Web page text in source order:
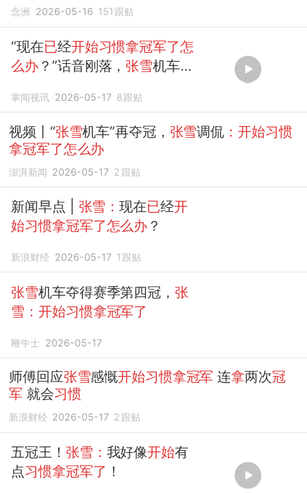
念洲 2026-05-16 151 跟贴
“现在已经开始习惯拿冠军了怎
么办 ？”话音刚落，张雪机车再
掌闻视讯 2026-05-17 8跟贴
视频丨“张雪机车”再夺冠， 张雪调侃 ：开始习惯
拿冠军了怎么办
澎湃新闻 2026-05-17 2 跟贴
新闻早点 | 张雪：现在已经开
始习惯拿冠军了怎么办 ？
新浪财经 2026-05-17 1 跟贴
张雪机车夺得赛季第四冠， 张
雪：开始习惯拿冠军了
鞭牛士 2026-05-17
师傅回应张雪感慨开始习惯拿冠军 连拿两次冠
军 就会习惯
新浪财经 2026-05-17 2 跟贴
五冠王！ 张雪： 我好像开始有
点习惯拿冠军了 ！